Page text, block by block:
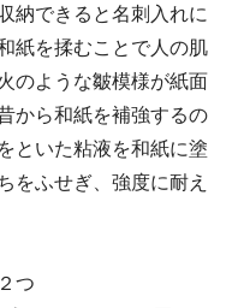
納できると名刺入れに
紙を揉むことで人の肌
のような皺模様が紙面
から和紙を補強するの
といた粘液を和紙に塗
をふせぎ、強度に耐え
つ